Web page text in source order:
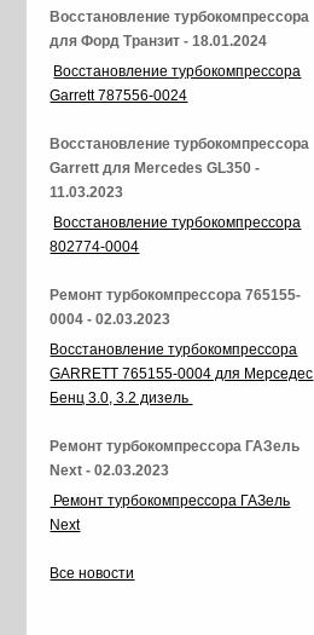
Восстановление турбокомпрессора
для Форд Транзит - 18.01.2024
Восстановление турбокомпрессора
Garrett 787556-0024
Восстановление турбокомпрессора
Garrett для Mercedes GL350 -
11.03.2023
Восстановление турбокомпрессора
802774-0004
Ремонт турбокомпрессора 765155-
0004 - 02.03.2023
Восстановление турбокомпрессора
GARRETT 765155-0004 для Мерседес
Бенц 3.0, 3.2 дизель
Ремонт турбокомпрессора ГАЗель
Next - 02.03.2023
Ремонт турбокомпрессора ГАЗель
Next
Все новости